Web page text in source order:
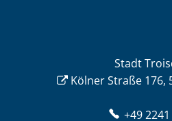
Stadt
Kölner Straße 176,
+49